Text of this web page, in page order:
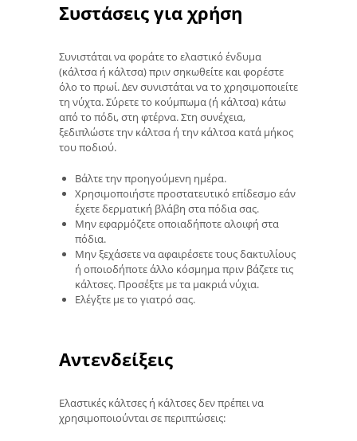
Συστάσεις για χρήση
Συνιστάται να φοράτε το ελαστικό ένδυμα
(κάλτσα ή κάλτσα) πριν σηκωθείτε και φορέστε
όλο το πρωί. Δεν συνιστάται να το χρησιμοποιείτε
τη νύχτα. Σύρετε το κούμπωμα (ή κάλτσα) κάτω
από το πόδι, στη φτέρνα. Στη συνέχεια,
ξεδιπλώστε την κάλτσα ή την κάλτσα κατά μήκος
του ποδιού.
Βάλτε την προηγούμενη ημέρα.
Χρησιμοποιήστε προστατευτικό επίδεσμο εάν
έχετε δερματική βλάβη στα πόδια σας.
Μην εφαρμόζετε οποιαδήποτε αλοιφή στα
πόδια.
Μην ξεχάσετε να αφαιρέσετε τους δακτυλίους
ή οποιοδήποτε άλλο κόσμημα πριν βάζετε τις
κάλτσες. Προσέξτε με τα μακριά νύχια.
Ελέγξτε με το γιατρό σας.
Αντενδείξεις
Ελαστικές κάλτσες ή κάλτσες δεν πρέπει να
χρησιμοποιούνται σε περιπτώσεις: